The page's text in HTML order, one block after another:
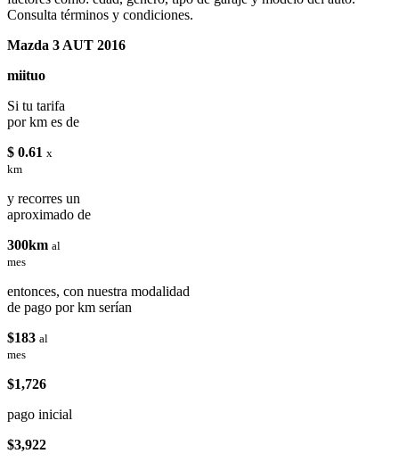
Consulta términos y condiciones.
Mazda 3 AUT 2016
miituo
Si tu tarifa
por km es de
$ 0.61 x
km
y recorres un
aproximado de
300km al
mes
entonces, con nuestra modalidad
de pago por km serían
$183 al
mes
$1,726
pago inicial
$3,922